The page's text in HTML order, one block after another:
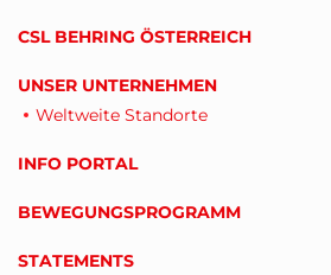
CSL BEHRING ÖSTERREICH
UNSER UNTERNEHMEN
Weltweite Standorte
INFO PORTAL
BEWEGUNGSPROGRAMM
STATEMENTS